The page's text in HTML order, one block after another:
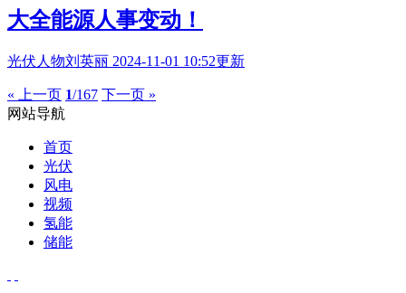
大全能源人事变动！
光伏人物刘英丽 2024-11-01 10:52更新
« 上一页 1/167 下一页 »
网站导航
首页
光伏
风电
视频
氢能
储能